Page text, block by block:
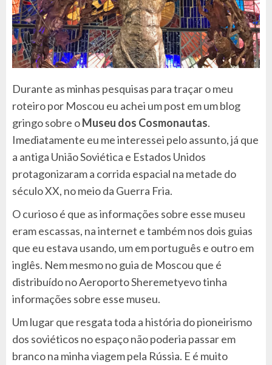
Durante as minhas pesquisas para traçar o meu
roteiro por Moscou eu achei um post em um blog
gringo sobre oMuseu dos Cosmonautas.
Imediatamente eu me interessei pelo assunto, já que
a antiga União Soviética e Estados Unidos
protagonizaram a corrida espacial na metade do
século XX, no meio da Guerra Fria.
O curioso é que as informações sobre esse museu
eram escassas, na internet e também nos dois guias
que eu estava usando, um em português e outro em
inglês. Nem mesmo no guia de Moscou que é
distribuído no Aeroporto Sheremetyevo tinha
informações sobre esse museu.
Um lugar que resgata toda a história do pioneirismo
dos soviéticos no espaço não poderia passar em
branco na minha viagem pela Rússia. E é muito